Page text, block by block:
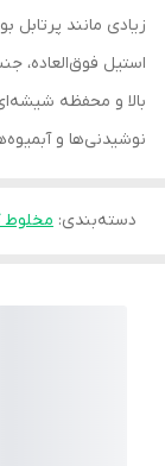
زیادی مانند پرتابل
استیل فوق‌العاده،
بالا و محفظه
نوشیدنی‌ها و
دسته‌بندی: مخلوط